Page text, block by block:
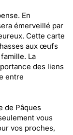
En
émerveillé par
Cette carte
aux œufs
La
des liens
entre
de Pâques
vous
vos proches,